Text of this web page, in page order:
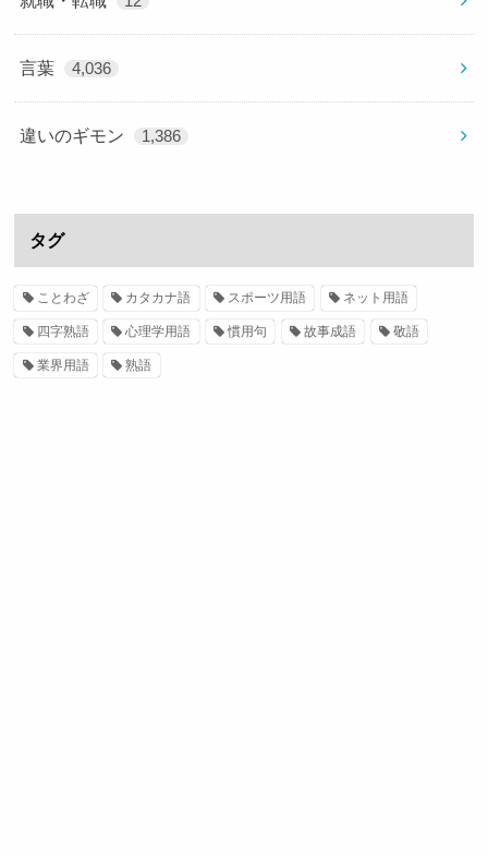
言葉 4,036
違いのギモン 1,386
タグ
ことわざ カタカナ語 スポーツ用語 ネット用語
四字熟語 心理学用語 慣用句 故事成語 敬語
業界用語 熟語